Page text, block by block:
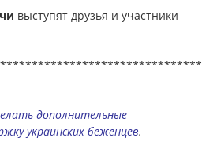
выступят друзья и участники
дополнительные
украинских беженцев.